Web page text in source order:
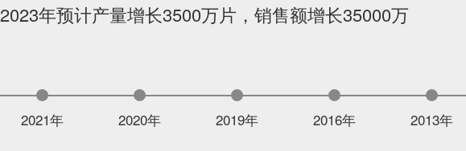
2023年预计产量增长3500万片，销售额增长35000万
2021年 2020年 2019年 2016年 2013年